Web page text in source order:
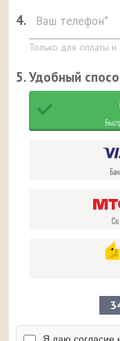
4.
Только для оплаты и
5. Удобный